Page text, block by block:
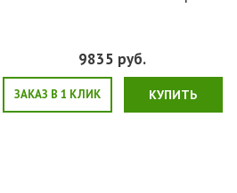
9835 руб.
ЗАКАЗ В 1 КЛИК КУПИТЬ